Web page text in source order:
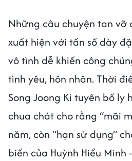
Những câu chuyện tan
xuất hiện với tần số dày
vô tình dễ khiến công
tình yêu, hôn nhân. Thời
Song Joong Ki tuyên bố ly
chua chát cho rằng “mãi
năm, còn “hạn sử dụng”
biển của Huỳnh Hiểu